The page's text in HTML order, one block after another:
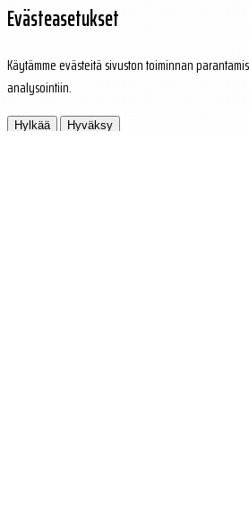
Evästeasetukset
Käytämme evästeitä sivuston toiminnan
analysointiin.
Hylkää Hyväksy